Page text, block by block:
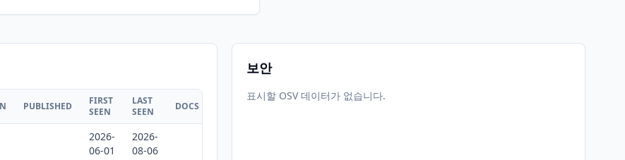
PUBLISHED
FIRST
SEEN
LAST
SEEN
DOCS
2026-
06-01
2026-
08-06
보안
표시할 OSV 데이터가 없습니다.